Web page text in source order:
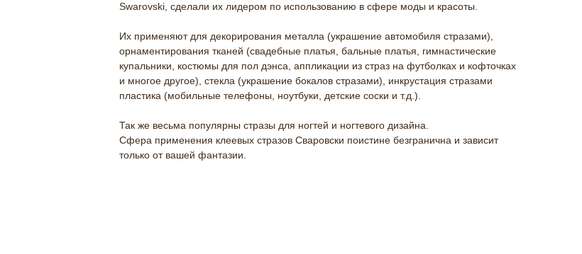
Swarovski, сделали их лидером по использованию в сфере моды и красоты.
Их применяют для декорирования металла (украшение автомобиля стразами),
орнаментирования тканей (свадебные платья, бальные платья, гимнастические
купальники, костюмы для пол дэнса, аппликации из страз на футболках и кофточках
и многое другое), стекла (украшение бокалов стразами), инкрустация стразами
пластика (мобильные телефоны, ноутбуки, детские соски и т.д.).
Так же весьма популярны стразы для ногтей и ногтевого дизайна.
Сфера применения клеевых стразов Сваровски поистине безгранична и зависит
только от вашей фантазии.